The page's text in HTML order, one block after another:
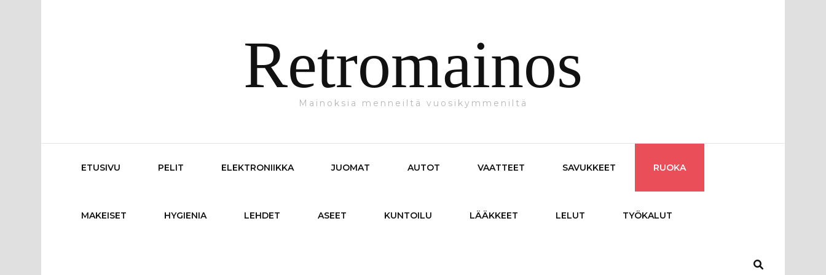
Retromainos
Mainoksia menneiltä vuosikymmeniltä
ETUSIVU PELIT ELEKTRONIIKKA JUOMAT AUTOT VAATTEET SAVUKKEET RUOKA
MAKEISET HYGIENIA LEHDET ASEET KUNTOILU LÄÄKKEET LELUT TYÖKALUT